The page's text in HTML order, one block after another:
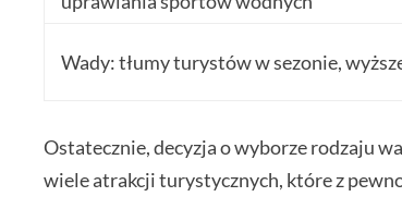
Wady: tłumy turystów w sezonie,
Ostatecznie, decyzja o wyborze rodzaju
wiele atrakcji turystycznych, które z